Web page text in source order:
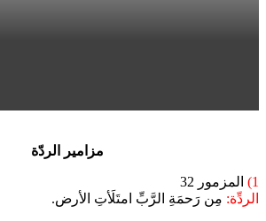
مزامير الردّة
1)
المزمور 32
الردِّة: مِن رَحمَةِ الرَّبِّ امتَلَأتِ الأرض.